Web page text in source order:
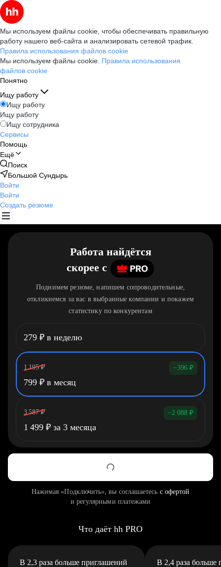
Мы используем файлы cookie, чтобы обеспечивать правильную
работу нашего веб-сайта и анализировать сетевой трафик.
Правила использования файлов cookie
Мы используем файлы cookie. Правила использования
файлов cookie
Понятно
Ищу работу
Ищу работу
Ищу работу
Ищу сотрудника
Сервисы
Помощь
Ещё
Поиск
Большой Сундырь
Войти
Войти
Создать резюме
Работа найдётся
скорее c
Поднимем резюме, напишем сопроводительные,
откликнемся за вас в выбранные компании и покажем
статистику по конкурентам
279 ₽ в неделю
1 195 ₽ −396 ₽
799 ₽ в месяц
3 587 ₽ −2 088 ₽
1 499 ₽ за 3 месяца
Нажимая «Подключить», вы соглашаетесь с офертой
и регулярными платежами
Что даёт hh PRO
В 2,3 раза больше приглашений В 2,4 раза больше